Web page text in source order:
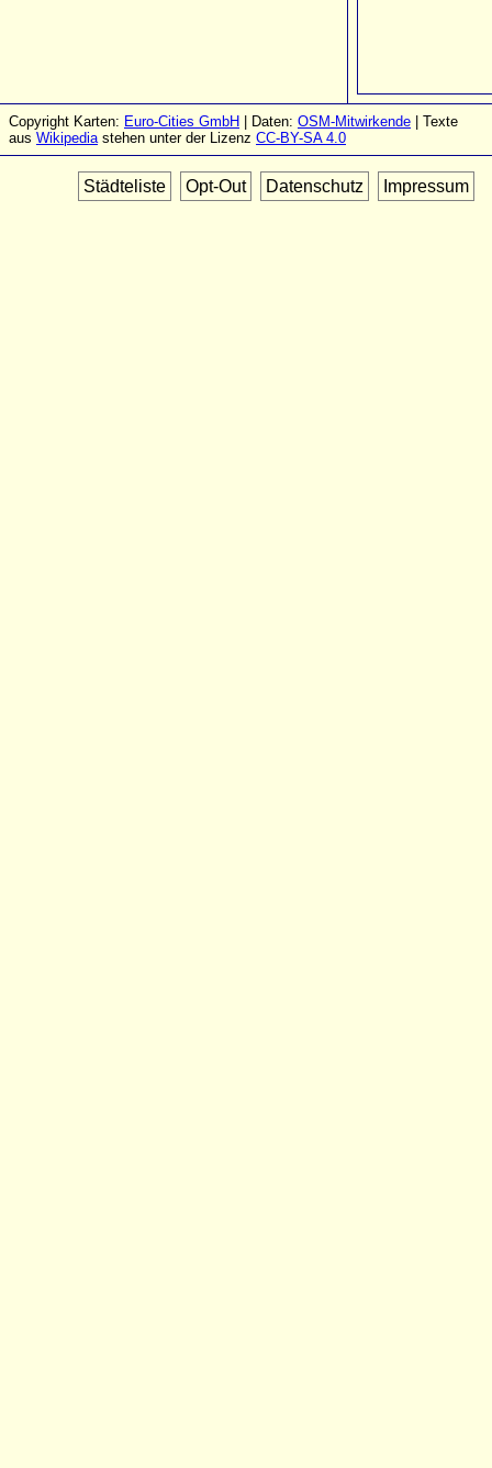
Copyright Karten: Euro-Cities GmbH | Daten: OSM-Mitwirkende | Texte
aus Wikipediastehen unter der Lizenz CC-BY-SA 4.0
Städteliste Opt-Out Datenschutz Impressum